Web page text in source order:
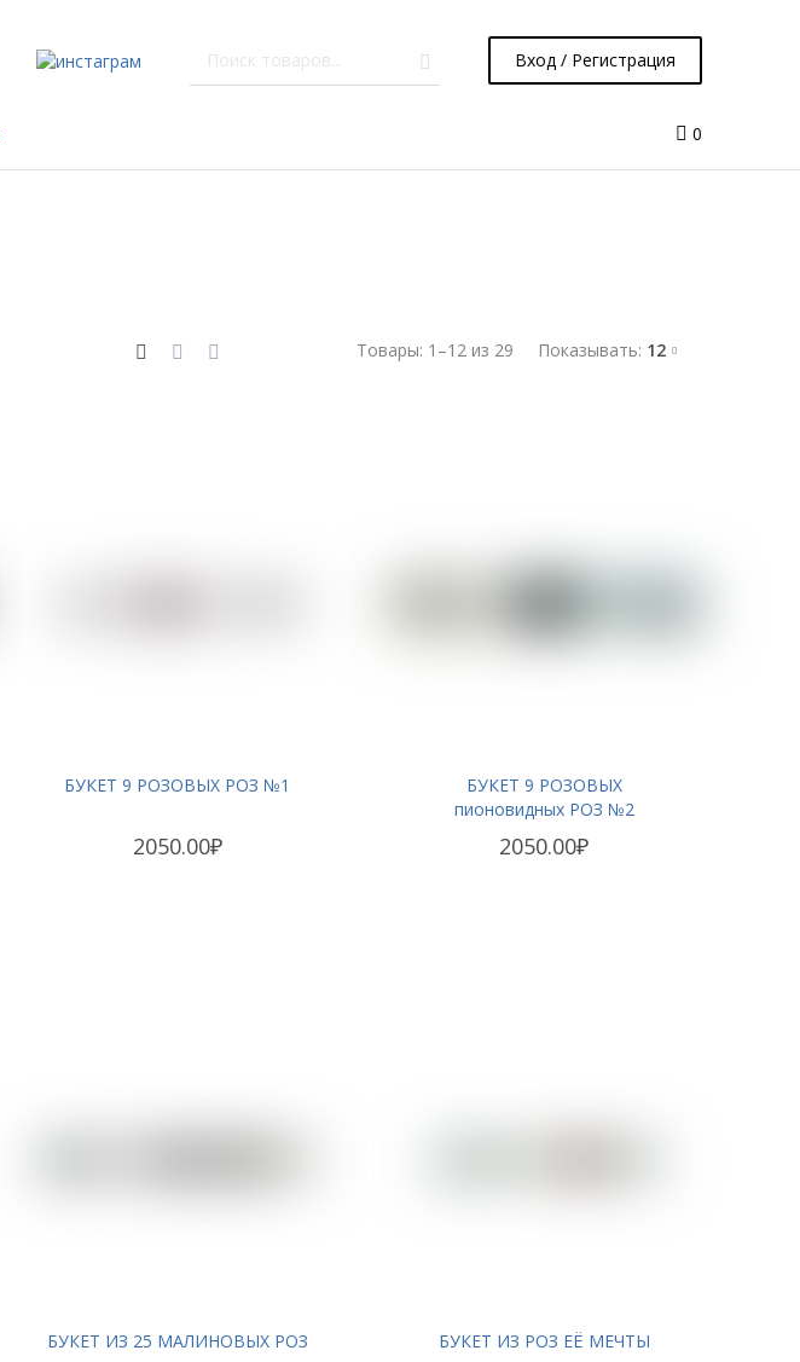
Вход / Регистрация
0
Товары: 1 –12 из 29 Показывать: 12
БУКЕТ 9 РОЗОВЫХ РОЗ №1
2050.00₽
БУКЕТ 9 РОЗОВЫХ
пионовидных РОЗ №2
2050.00₽
БУКЕТ ИЗ 25 МАЛИНОВЫХ РОЗ БУКЕТ ИЗ РОЗ ЕЁ МЕЧТЫ